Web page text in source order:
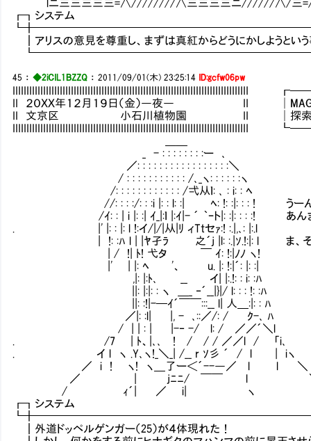
lニ三三三三三=∧////////∧三三三三ニ//////∧/三
┏┓システ
┃アリスの意見を尊重し、まずは真紅からどうにかしようという
45 ：◆2iCIL1BZZQ ：2011/09/01(木) 23:25:14 ID:gcfw06pw
II ２０ＸＸ年１２月１９日（金）―夜― II │MAG
II 文京区 小石川植物園 II │探索：6／7
_ - : : : : : : : :ー ､
／: : : : : : : : : : : : : : : : :＼
/ : : : : : : : : : : : /､_ヽ: : : : : :ヽ
/: : : : : : : : : : : : /弌从ｌ: ､ : i: : ﾍ
//: : : :/: : :i |: : l: :| ﾍ: !: :|: : : ! うーん…友達
/ｲ: : | i |: :| ｲ_|:ｌ |:ｲ|- ´ ｀ｰト|: :|: : : :! あんまり良
. |' |: : |: l !:イ/|/|从|ﾘ ィTtセｧ:! :.|,､: |:.l
| !: :ﾊ l | |ﾔ孑ﾗ 之´j |l: :.|ｿ.!:|: l ま、そんな甘え
| / !| ﾄ! 弋タ ￣ ｲ: !:|ﾉﾉ ヽ!
|' | |: ﾍ '、 u. |: !:|´: |: :|
,|: |:ﾄ､ __ イ| |:.!: : i: :ﾊ
||: |:|: : ヽ ＿_ ‐´__|}|/ l: : : !: :ﾊ
||: :!|-─ｲ´￣￣:::__ l| 人＿:|: : ﾊ
／|: :l| |, - ､::／/: / ｸ-､ ﾊ
/ | | : | |-‐ -/ l: / ／／´＼l
. /7 | ﾄ、|､､ ! / / / ／／l / 「i､
. イ l ヽ .Y､ヽ!_＼_| /__ r ｿ彡 ´ / l | iヽ
／ i ! ヽ! ヽ＿了ー＜´--―／ l l ＼
／ | jﾆﾆ/ ￣￣ l
/ ｨ´| ／ i| ヽ
┏┓システ
┃外道ドッペルゲンガー（25）が４体現れた！